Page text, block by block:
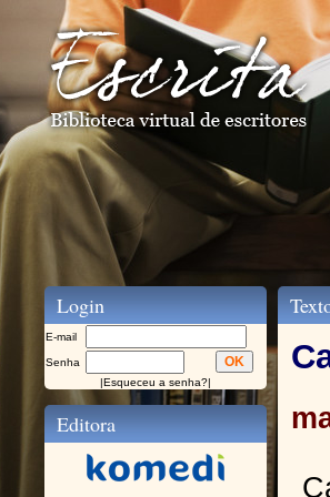
Login
E-mail
Senha
|Esqueceu a senha?|
Editora